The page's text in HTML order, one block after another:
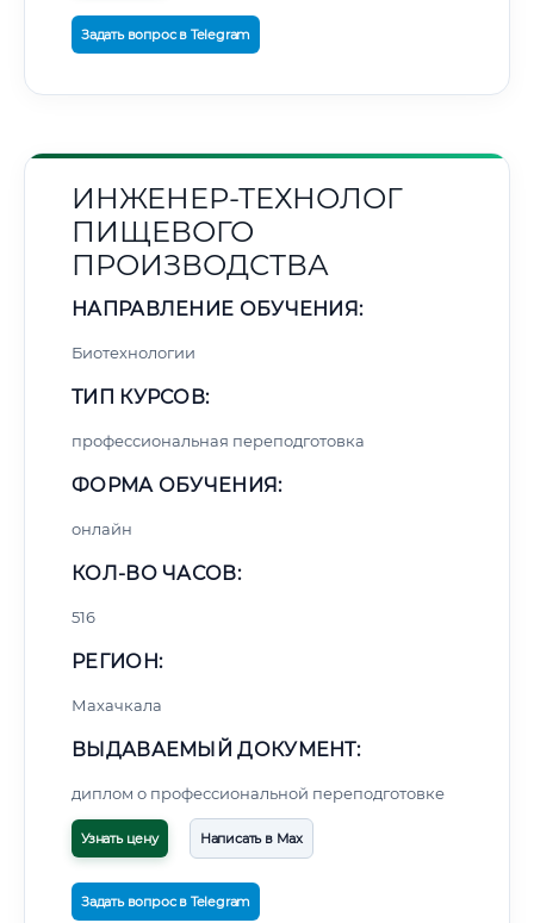
Задать вопрос в Telegram
ИНЖЕНЕР-ТЕХНОЛОГ
ПИЩЕВОГО
ПРОИЗВОДСТВА
НАПРАВЛЕНИЕ ОБУЧЕНИЯ:
Биотехнологии
ТИП КУРСОВ:
профессиональная переподготовка
ФОРМА ОБУЧЕНИЯ:
онлайн
КОЛ-ВО ЧАСОВ:
516
РЕГИОН:
Махачкала
ВЫДАВАЕМЫЙ ДОКУМЕНТ:
диплом о профессиональной переподготовке
Узнать цену Написать в Max
Задать вопрос в Telegram